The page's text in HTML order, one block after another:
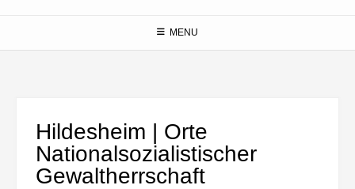
MENU
Hildesheim | Orte
Nationalsozialistischer
Gewaltherrschaft